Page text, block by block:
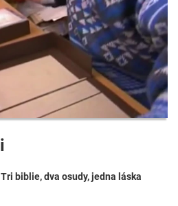
Tri biblie, dva osudy, jedna láska